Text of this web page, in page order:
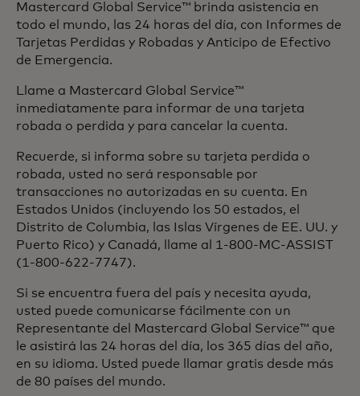
Mastercard Global Service™ brinda asistencia en
todo el mundo, las 24 horas del día, con Informes de
Tarjetas Perdidas y Robadas y Anticipo de Efectivo
de Emergencia.
Llame a Mastercard Global Service™
inmediatamente para informar de una tarjeta
robada o perdida y para cancelar la cuenta.
Recuerde, si informa sobre su tarjeta perdida o
robada, usted no será responsable por
transacciones no autorizadas en su cuenta. En
Estados Unidos (incluyendo los 50 estados, el
Distrito de Columbia, las Islas Vírgenes de EE. UU. y
Puerto Rico) y Canadá, llame al 1-800-MC-ASSIST
(1-800-622-7747).
Si se encuentra fuera del país y necesita ayuda,
usted puede comunicarse fácilmente con un
Representante del Mastercard Global Service™ que
le asistirá las 24 horas del día, los 365 días del año,
en su idioma. Usted puede llamar gratis desde más
de 80 países del mundo.